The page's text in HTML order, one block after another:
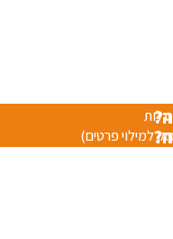
עלות
למילוי פרטים)